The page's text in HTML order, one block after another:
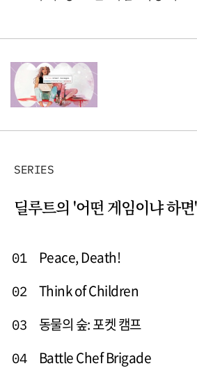
SERIES
딜루트의 '어떤 게임이냐 하면'
01 Peace, Death!
02 Think of Children
03 동물의 숲: 포켓 캠프
04 Battle Chef Brigade